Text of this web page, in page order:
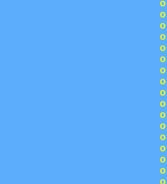
o
o
o
o
o
o
o
o
o
o
o
o
o
o
o
o
o